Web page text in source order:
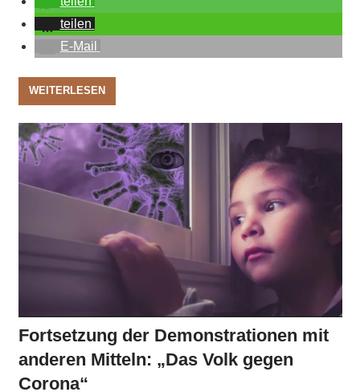
teilen
E-Mail
WEITERLESEN
Fortsetzung der Demonstrationen mit
anderen Mitteln: „Das Volk gegen
Corona“